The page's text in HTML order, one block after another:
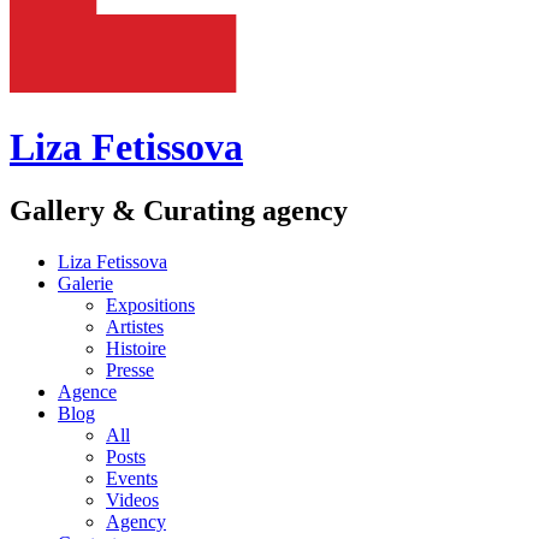
Liza Fetissova
Gallery & Curating agency
Liza Fetissova
Galerie
Expositions
Artistes
Histoire
Presse
Agence
Blog
All
Posts
Events
Videos
Agency